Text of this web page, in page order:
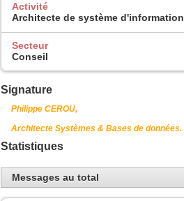
Activité
Architecte de système d'information
Secteur
Conseil
Signature
Philippe CEROU,
Architecte Systèmes & Bases de données.
Statistiques
Messages au total